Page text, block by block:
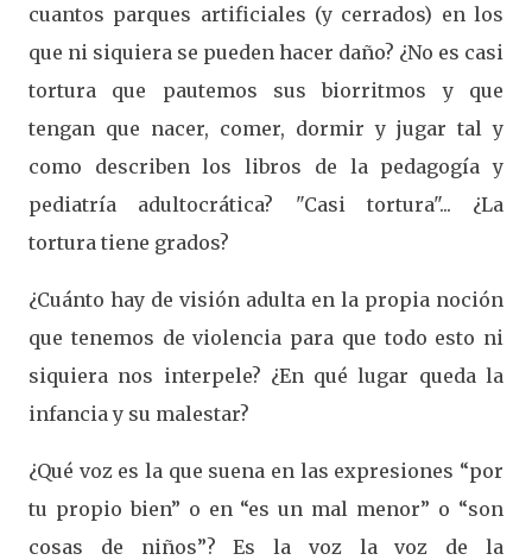
cuantos parques artificiales (y cerrados) en los
que ni siquiera se pueden hacer daño? ¿No es casi
tortura que pautemos sus biorritmos y que
tengan que nacer, comer, dormir y jugar tal y
como describen los libros de la pedagogía y
pediatría adultocrática? "Casi tortura"... ¿La
tortura tiene grados?
¿Cuánto hay de visión adulta en la propia noción
que tenemos de violencia para que todo esto ni
siquiera nos interpele? ¿En qué lugar queda la
infancia y su malestar?
¿Qué voz es la que suena en las expresiones “por
tu propio bien” o en “es un mal menor” o “son
cosas de niños”? Es la voz la voz de la